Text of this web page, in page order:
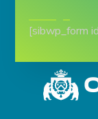
[sibwp_form